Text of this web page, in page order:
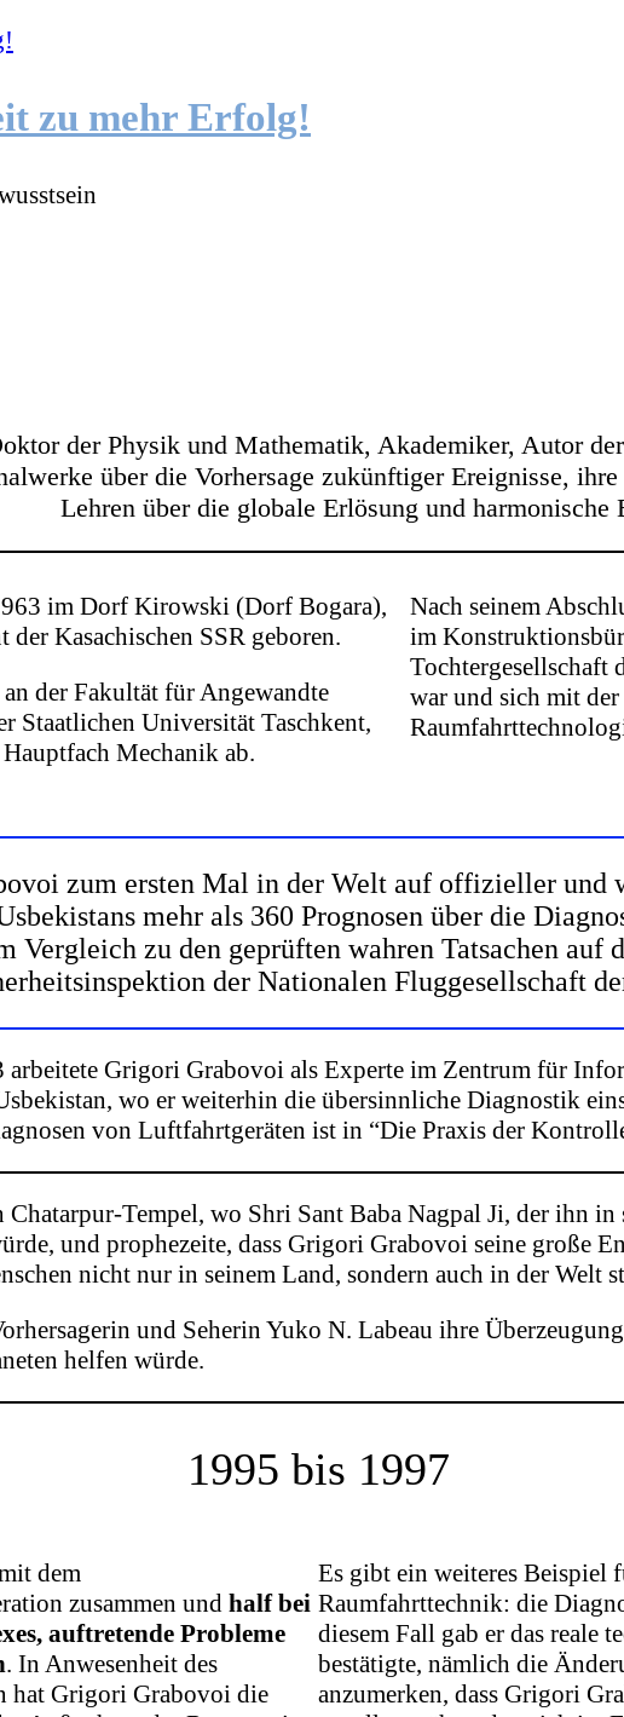
zu mehr Erfolg!
der Physik und Mathematik, Akademiker, Autor
über die Vorhersage zukünftiger Ereignisse,
Lehren über die globale Erlösung und harmonische
im Dorf Kirowski (Dorf Bogara),
Kasachischen SSR geboren.
der Fakultät für Angewandte
Staatlichen Universität Taschkent,
Mechanik ab.
Nach seinem
im
Tochtergesellschaft
war und sich mit
zum ersten Mal in der Welt auf offizieller und
mehr als 360 Prognosen über die
zu den geprüften wahren Tatsachen auf
der Nationalen Fluggesellschaft
arbeitete Grigori Grabovoi als Experte im Zentrum für
wo er weiterhin die übersinnliche Diagnostik
von Luftfahrtgeräten ist in “Die Praxis der
Tempel, wo Shri Sant Baba Nagpal Ji, der ihn
und prophezeite, dass Grigori Grabovoi seine große
nicht nur in seinem Land, sondern auch in der Welt
und Seherin Yuko N. Labeau ihre
helfen würde.
1995 bis 1997
dem
zusammen und half bei
auftretende Probleme
. In Anwesenheit des
hat Grigori Grabovoi die
Es gibt ein weiteres Beispiel
Raumfahrttechnik: die
diesem Fall gab er das reale
bestätigte, nämlich die
anzumerken, dass Grigori